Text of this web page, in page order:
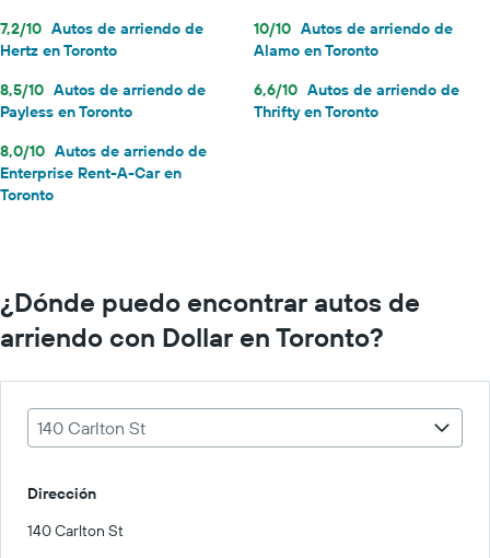
7,2/10 Autos de arriendo de
Hertz en Toronto
10/10 Autos de arriendo de
Alamo en Toronto
8,5/10 Autos de arriendo de
Payless en Toronto
6,6/10 Autos de arriendo de
Thrifty en Toronto
8,0/10 Autos de arriendo de
Enterprise Rent-A-Car en
Toronto
¿Dónde puedo encontrar autos de
arriendo con Dollar en Toronto?
140 Carlton St
Dirección
140 Carlton St